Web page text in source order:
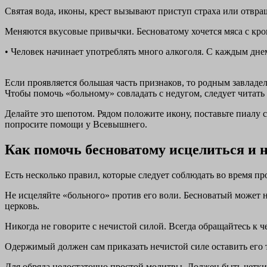
Святая вода, иконы, крест вызывают приступ страха или
Меняются вкусовые привычки. Бесноватому хочется мяса с
• Человек начинает употреблять много алкоголя. С каждым
Если проявляется большая часть признаков, то родным
Чтобы помочь «больному» совладать с недугом, следует
Делайте это шепотом. Рядом положите икону, поставьте пиалу
попросите помощи у Всевышнего.
Как помочь бесноватому исцелиться и
Есть несколько правил, которые следует соблюдать во время
Не исцеляйте «больного» против его воли. Бесноватый может
церковь.
Никогда не говорите с нечистой силой. Всегда обращайтесь
Одержимый должен сам приказать нечистой силе оставить его